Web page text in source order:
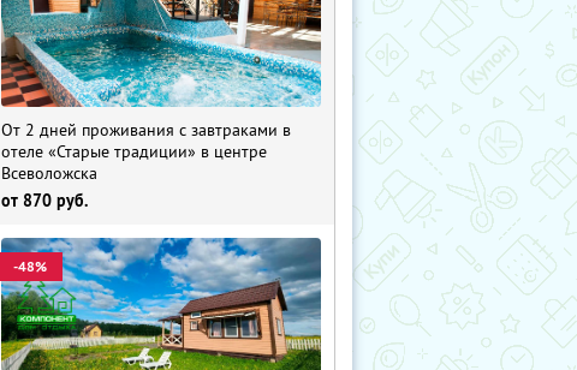
От 2 дней проживания с завтраками в
отеле «Старые традиции» в центре
Всеволожска
от 870 руб.
-48%